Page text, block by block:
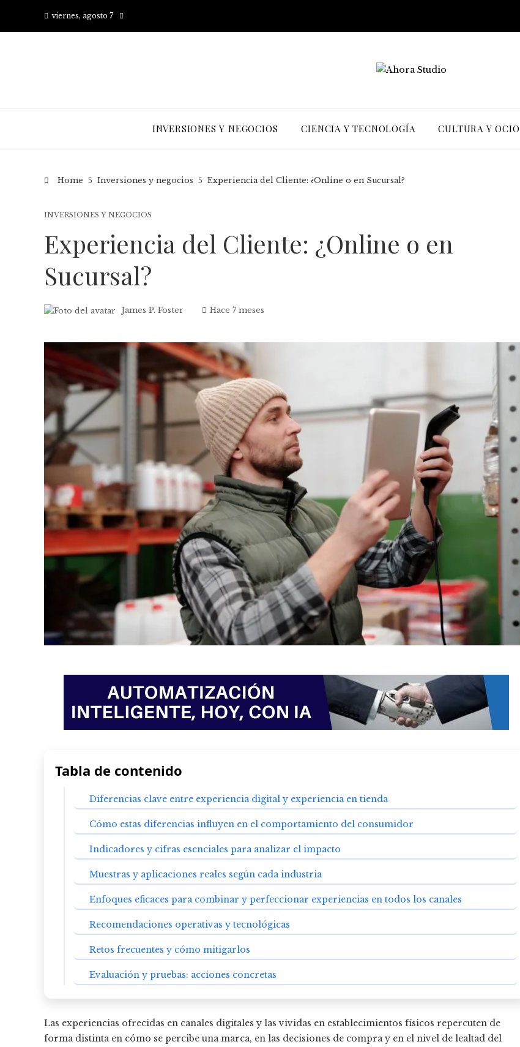
viernes, agosto 7
INVERSIONES Y NEGOCIOS CIENCIA Y TECNOLOGÍA CULTURA Y OCIO
Home Inversiones y negocios Experiencia del Cliente: ¿Online o en Sucursal?
INVERSIONES Y NEGOCIOS
Experiencia del Cliente: ¿Online o en
Sucursal?
James P. Foster Hace 7 meses
Tabla de contenido
Diferencias clave entre experiencia digital y experiencia en tienda
Cómo estas diferencias influyen en el comportamiento del consumidor
Indicadores y cifras esenciales para analizar el impacto
Muestras y aplicaciones reales según cada industria
Enfoques eficaces para combinar y perfeccionar experiencias en todos los canales
Recomendaciones operativas y tecnológicas
Retos frecuentes y cómo mitigarlos
Evaluación y pruebas: acciones concretas
Las experiencias ofrecidas en canales digitales y las vividas en establecimientos físicos repercuten de
forma distinta en cómo se percibe una marca, en las decisiones de compra y en el nivel de lealtad del